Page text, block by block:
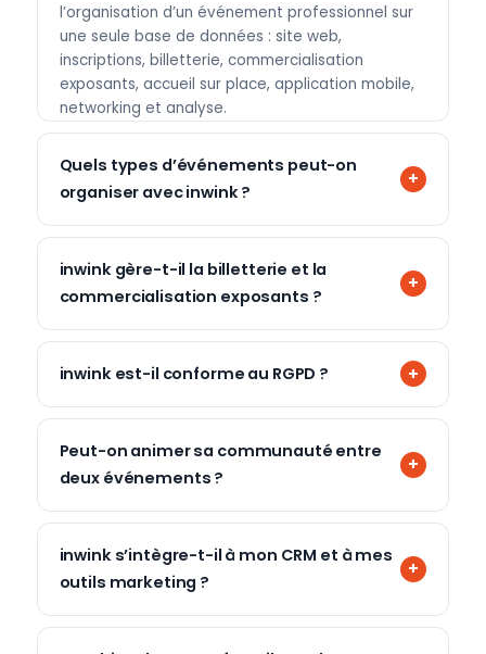
l’organisation d’un événement professionnel sur
une seule base de données : site web,
inscriptions, billetterie, commercialisation
exposants, accueil sur place, application mobile,
networking et analyse.
Quels types d’événements peut-on
organiser avec inwink ?
inwink gère-t-il la billetterie et la
commercialisation exposants ?
inwink est-il conforme au RGPD ?
Peut-on animer sa communauté entre
deux événements ?
inwink s’intègre-t-il à mon CRM et à mes
outils marketing ?